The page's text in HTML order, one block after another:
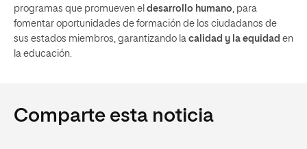
programas que promueven el desarrollo humano, para
fomentar oportunidades de formación de los ciudadanos de
sus estados miembros, garantizando la calidad y la equidad en
la educación.
Comparte esta noticia